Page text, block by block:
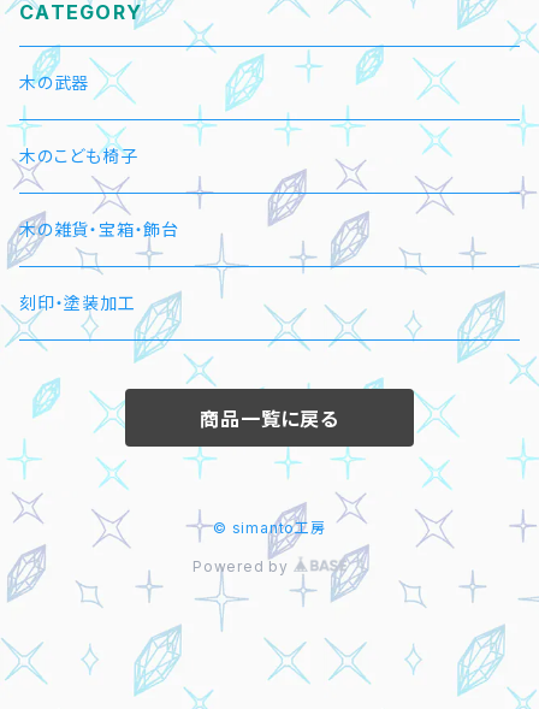
CATEGORY
木の武器
木のこども椅子
木の雑貨・宝箱・飾台
刻印・塗装加工
商品一覧に戻る
© simanto工房
Powered by